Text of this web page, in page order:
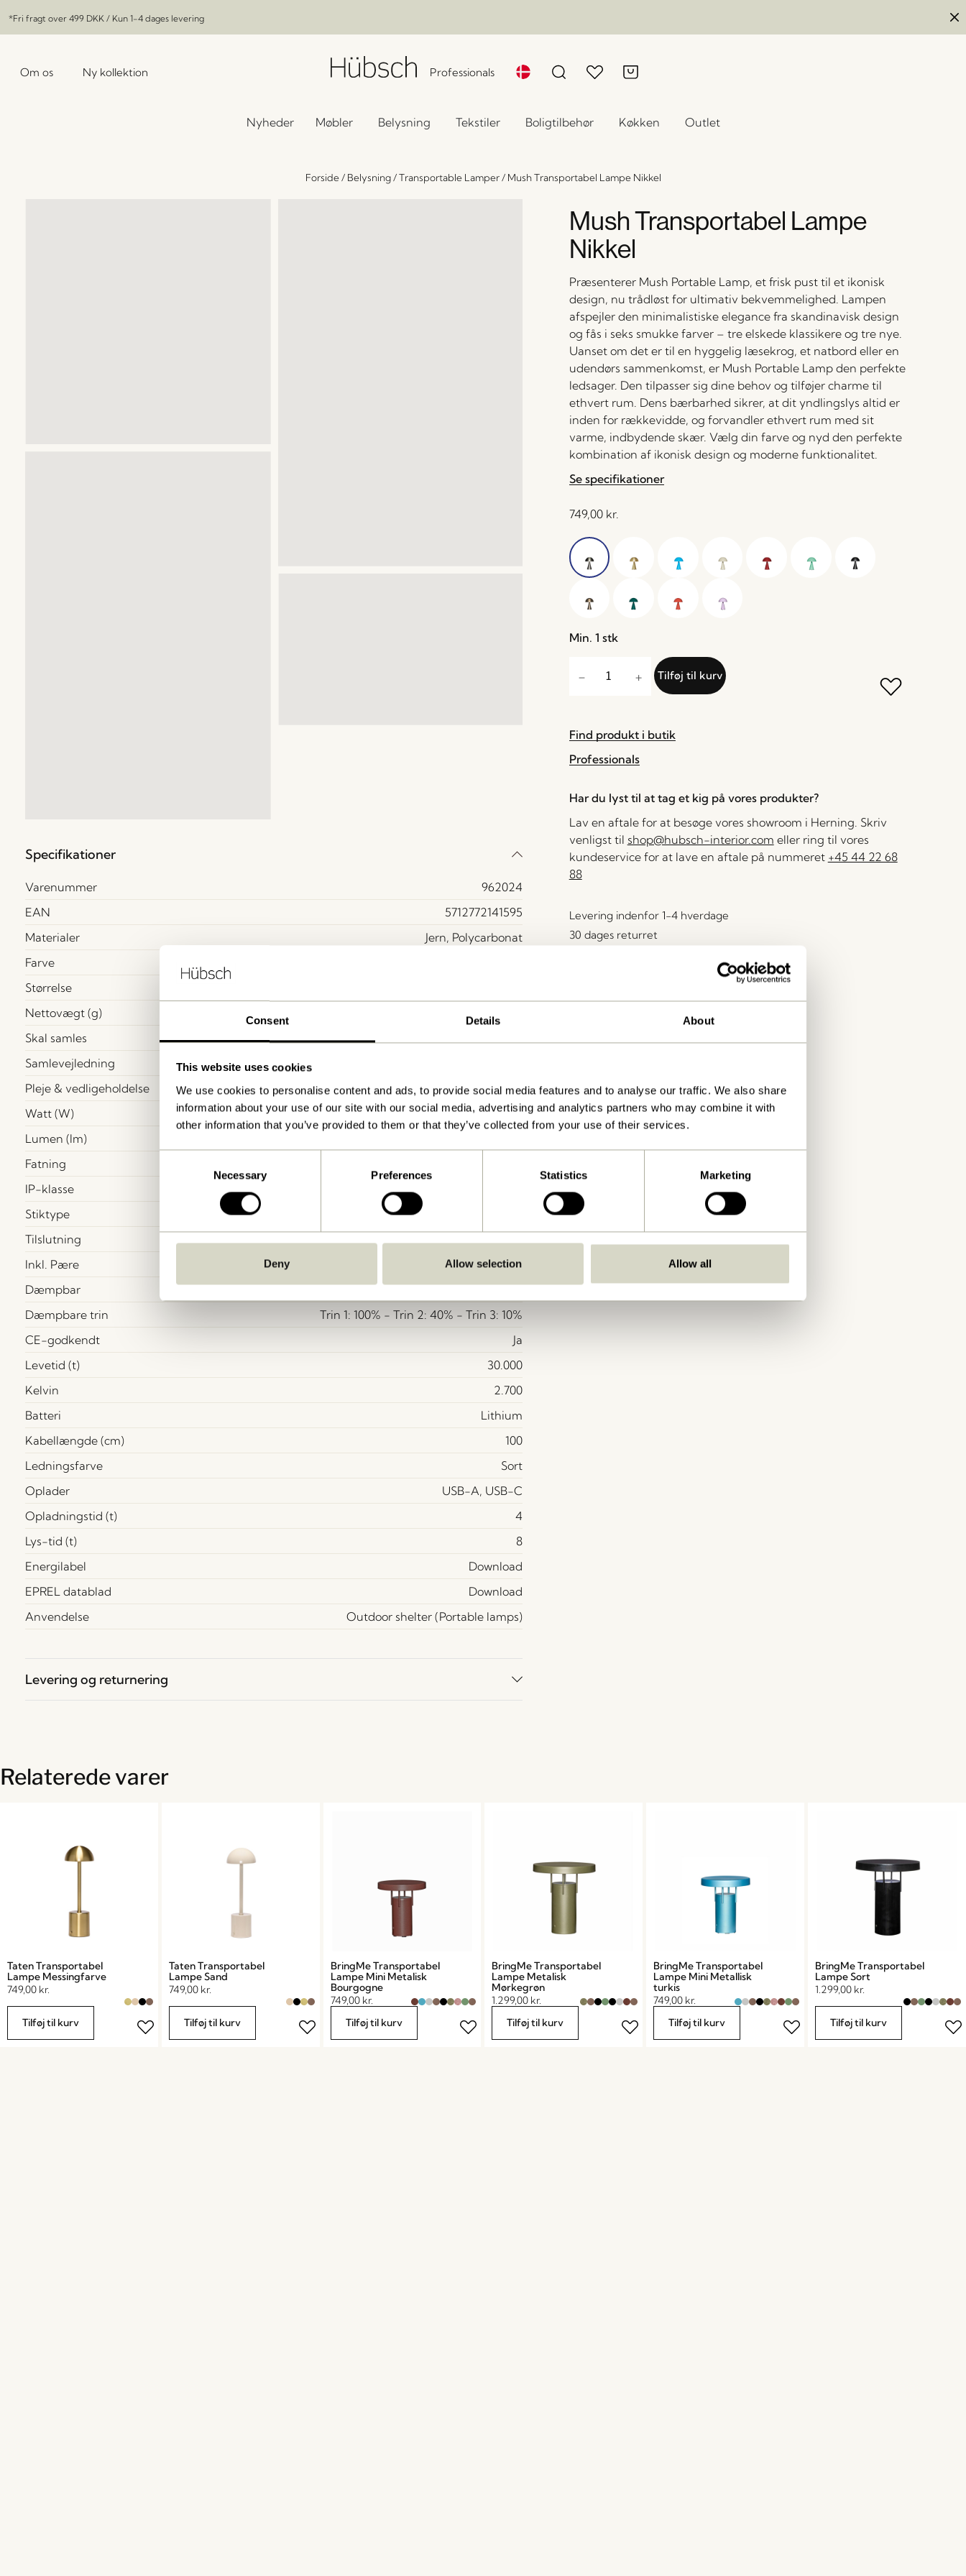
Consent Details About
This website uses cookies
We use cookies to personalise content and ads, to provide social media features and to analyse our traffic. We also share
information about your use of our site with our social media, advertising and analytics partners who may combine it with
other information that you’ve provided to them or that they’ve collected from your use of their services.
Necessary Preferences Statistics Marketing
Deny Allow selection Allow all
*Fri fragt over 499 DKK / Kun 1-4 dages levering
Om os Ny kollektion Professionals
Nyheder Møbler Belysning Tekstiler Boligtilbehør Køkken Outlet
Forside/ Belysning/Transportable Lamper/ Mush Transportabel Lampe Nikkel
Specifikationer
Varenummer
962024
EAN
5712772141595
Materialer
Jern, Polycarbonat
Farve
Størrelse
Nettovægt (g)
Skal samles
Samlevejledning
Pleje & vedligeholdelse
Se vejledning
Watt (W)
1,0
Lumen (lm)
Fatning
IP-klasse
Stiktype
Tilslutning
Inkl. Pære
Ja
Dæmpbar
Ja (Integreret)
Dæmpbare trin
Trin 1: 100% - Trin 2: 40% - Trin 3: 10%
CE-godkendt
Ja
Levetid (t)
30.000
Kelvin
2.700
Batteri
Lithium
Kabellængde (cm)
100
Ledningsfarve
Sort
Oplader
USB-A, USB-C
Opladningstid (t)
4
Lys-tid (t)
8
Energilabel
Download
EPREL datablad
Download
Anvendelse
Outdoor shelter (Portable lamps)
Levering og returnering
Mush Transportabel Lampe
Nikkel
Præsenterer Mush Portable Lamp, et frisk pust til et ikonisk
design, nu trådløst for ultimativ bekvemmelighed. Lampen
afspejler den minimalistiske elegance fra skandinavisk design
og fås i seks smukke farver – tre elskede klassikere og tre nye.
Uanset om det er til en hyggelig læsekrog, et natbord eller en
udendørs sammenkomst, er Mush Portable Lamp den perfekte
ledsager. Den tilpasser sig dine behov og tilføjer charme til
ethvert rum. Dens bærbarhed sikrer, at dit yndlingslys altid er
inden for rækkevidde, og forvandler ethvert rum med sit
varme, indbydende skær. Vælg din farve og nyd den perfekte
kombination af ikonisk design og moderne funktionalitet.
Se specifikationer
749,00 kr.
Min. 1 stk
Tilføj til kurv
Find produkt i butik
Professionals
Har du lyst til at tag et kig på vores produkter?
Lav en aftale for at besøge vores showroom i Herning. Skriv
venligst til shop@hubsch-interior.com eller ring til vores
kundeservice for at lave en aftale på nummeret +45 44 22 68
88
Levering indenfor 1-4 hverdage
30 dages returret
Relaterede varer
Taten Transportabel
Lampe Messingfarve
749,00 kr.
Tilføj til kurv
Taten Transportabel
Lampe Sand
749,00 kr.
Tilføj til kurv
BringMe Transportabel
Lampe Mini Metalisk
Bourgogne
749,00 kr.
Tilføj til kurv
BringMe Transportabel
Lampe Metalisk
Mørkegrøn
1.299,00 kr.
Tilføj til kurv
BringMe Transportabel
Lampe Mini Metallisk
turkis
749,00 kr.
Tilføj til kurv
BringMe Transportabel
Lampe Sort
1.299,00 kr.
Tilføj til kurv